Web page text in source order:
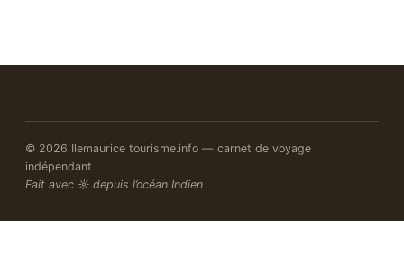
© 2026 Ilemaurice tourisme.info — carnet de voyage
indépendant
Fait avec ☼ depuis l’océan Indien